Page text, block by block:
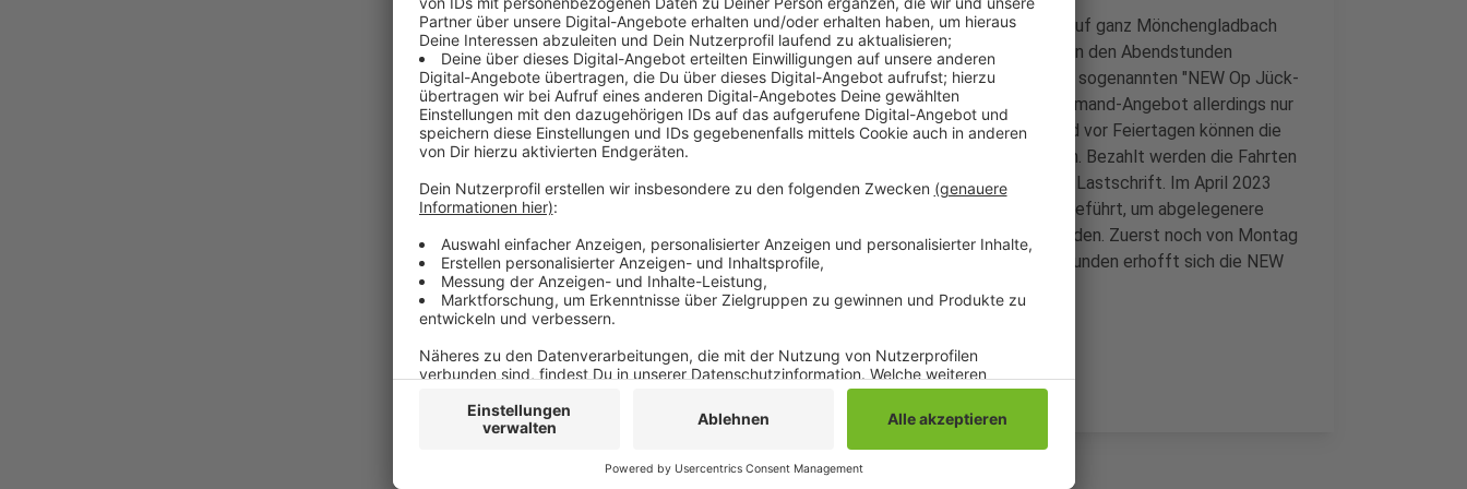
Wie die NEW auf ihrer Homepage mitteilt, habe sie das Angebot auf ganz Mönchengladbach
ausgeweitet. Allerdings sind die Bus-Bestellungen jetzt nur noch in den Abendstunden
möglich. Wie die NEW mitteilt können die Busfahrten digital in der sogenannten "NEW Op Jück-
App bestellt werden. Sonntags bis Donnerstags steht das On-Demand-Angebot allerdings nur
noch von 20 bis 0 Uhr zur Verfügung. An Freitagen, Samstagen und vor Feiertagen können die
Busse eine Stunde länger von 20 bis 1 Uhr nachts bestellt werden. Bezahlt werden die Fahrten
auch über die App - entweder per Kreditkarte, PayPal oder SEPA-Lastschrift. Im April 2023
hatte die NEW die Bus-Bestellungen in einzelnen Stadtteilen eingeführt, um abgelegenere
Stadtteile mit schlechter Nahverkehrs-Anbindung besser anzubinden. Zuerst noch von Montag
bis Freitag von 9 bis 18 Uhr. Von den neuen Zeiten in den Abendstunden erhofft sich die NEW
eine bessere Auslastung.